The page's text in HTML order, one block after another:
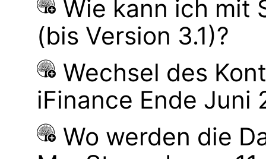
Wie kann ich mit
(bis Version 3.1)?
Wechsel des
iFinance Ende Juni
Wo werden die